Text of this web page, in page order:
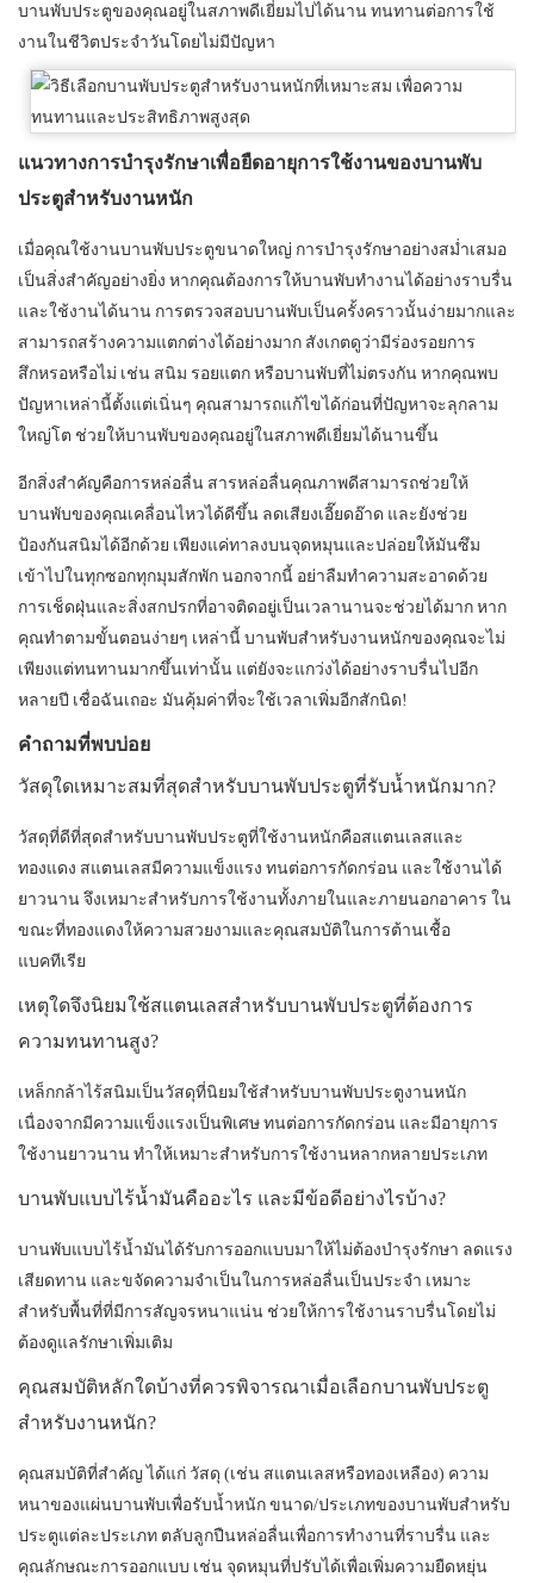
บานพับประตูของคุณอยู่ในสภาพดีเยี่ยมไปได้นาน ทนทานต่อการใช้
งานในชีวิตประจำวันโดยไม่มีปัญหา
แนวทางการบำรุงรักษาเพื่อยืดอายุการใช้งานของบานพับ
ประตูสำหรับงานหนัก
เมื่อคุณใช้งานบานพับประตูขนาดใหญ่ การบำรุงรักษาอย่างสม่ำเสมอ
เป็นสิ่งสำคัญอย่างยิ่ง หากคุณต้องการให้บานพับทำงานได้อย่างราบรื่น
และใช้งานได้นาน การตรวจสอบบานพับเป็นครั้งคราวนั้นง่ายมากและ
สามารถสร้างความแตกต่างได้อย่างมาก สังเกตดูว่ามีร่องรอยการ
สึกหรอหรือไม่ เช่น สนิม รอยแตก หรือบานพับที่ไม่ตรงกัน หากคุณพบ
ปัญหาเหล่านี้ตั้งแต่เนิ่นๆ คุณสามารถแก้ไขได้ก่อนที่ปัญหาจะลุกลาม
ใหญ่โต ช่วยให้บานพับของคุณอยู่ในสภาพดีเยี่ยมได้นานขึ้น
อีกสิ่งสำคัญคือการหล่อลื่น สารหล่อลื่นคุณภาพดีสามารถช่วยให้
บานพับของคุณเคลื่อนไหวได้ดีขึ้น ลดเสียงเอี๊ยดอ๊าด และยังช่วย
ป้องกันสนิมได้อีกด้วย เพียงแค่ทาลงบนจุดหมุนและปล่อยให้มันซึม
เข้าไปในทุกซอกทุกมุมสักพัก นอกจากนี้ อย่าลืมทำความสะอาดด้วย
การเช็ดฝุ่นและสิ่งสกปรกที่อาจติดอยู่เป็นเวลานานจะช่วยได้มาก หาก
คุณทำตามขั้นตอนง่ายๆ เหล่านี้ บานพับสำหรับงานหนักของคุณจะไม่
เพียงแต่ทนทานมากขึ้นเท่านั้น แต่ยังจะแกว่งได้อย่างราบรื่นไปอีก
หลายปี เชื่อฉันเถอะ มันคุ้มค่าที่จะใช้เวลาเพิ่มอีกสักนิด!
คำถามที่พบบ่อย
วัสดุใดเหมาะสมที่สุดสำหรับบานพับประตูที่รับน้ำหนักมาก?
วัสดุที่ดีที่สุดสำหรับบานพับประตูที่ใช้งานหนักคือสแตนเลสและ
ทองแดง สแตนเลสมีความแข็งแรง ทนต่อการกัดกร่อน และใช้งานได้
ยาวนาน จึงเหมาะสำหรับการใช้งานทั้งภายในและภายนอกอาคาร ใน
ขณะที่ทองแดงให้ความสวยงามและคุณสมบัติในการต้านเชื้อ
แบคทีเรีย
เหตุใดจึงนิยมใช้สแตนเลสสำหรับบานพับประตูที่ต้องการ
ความทนทานสูง?
เหล็กกล้าไร้สนิมเป็นวัสดุที่นิยมใช้สำหรับบานพับประตูงานหนัก
เนื่องจากมีความแข็งแรงเป็นพิเศษ ทนต่อการกัดกร่อน และมีอายุการ
ใช้งานยาวนาน ทำให้เหมาะสำหรับการใช้งานหลากหลายประเภท
บานพับแบบไร้น้ำมันคืออะไร และมีข้อดีอย่างไรบ้าง?
บานพับแบบไร้น้ำมันได้รับการออกแบบมาให้ไม่ต้องบำรุงรักษา ลดแรง
เสียดทาน และขจัดความจำเป็นในการหล่อลื่นเป็นประจำ เหมาะ
สำหรับพื้นที่ที่มีการสัญจรหนาแน่น ช่วยให้การใช้งานราบรื่นโดยไม่
ต้องดูแลรักษาเพิ่มเติม
คุณสมบัติหลักใดบ้างที่ควรพิจารณาเมื่อเลือกบานพับประตู
สำหรับงานหนัก?
คุณสมบัติที่สำคัญ ได้แก่ วัสดุ (เช่น สแตนเลสหรือทองเหลือง) ความ
หนาของแผ่นบานพับเพื่อรับน้ำหนัก ขนาด/ประเภทของบานพับสำหรับ
ประตูแต่ละประเภท ตลับลูกปืนหล่อลื่นเพื่อการทำงานที่ราบรื่น และ
คุณลักษณะการออกแบบ เช่น จุดหมุนที่ปรับได้เพื่อเพิ่มความยืดหยุ่น